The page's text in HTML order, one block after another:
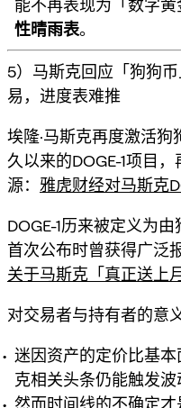
能不再表现为「数字
性晴雨表。
5）马斯克回应「狗狗
易，进度表难推
埃隆·马斯克再度激活
久以来的DOGE-1项目
源： 雅虎财经对马斯克
DOGE-1历来被定义为
首次公布时曾获得广泛
关于马斯克「真正送上
对交易者与持有者的意义
迷因资产的定价比基
克相关头条仍能触发波
然而时间线的不确定